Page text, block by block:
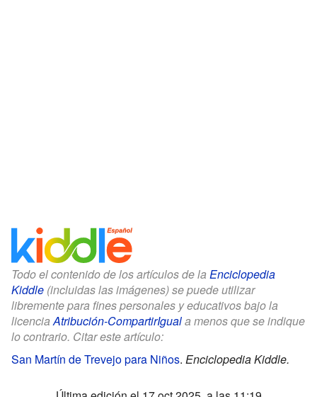
Todo el contenido de los artículos de la Enciclopedia
Kiddle (incluidas las imágenes) se puede utilizar
libremente para fines personales y educativos bajo la
licenciaAtribución-CompartirIguala menos que se indique
lo contrario. Citar este artículo:
San Martín de Trevejo para Niños. Enciclopedia Kiddle.